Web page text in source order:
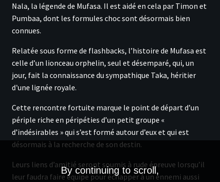
Nala, la légende de Mufasa. Il est aidé en cela par Timon et
Pumbaa, dont les formules choc sont désormais bien
connues.
Relatée sous forme de flashbacks, l’histoire de Mufasa est
celle d’un lionceau orphelin, seul et désemparé, qui, un
jour, fait la connaissance du sympathique Taka, héritier
d'une lignée royale.
Cette rencontre fortuite marque le point de départ d’un
périple riche en péripéties d’un petit groupe «
d’indésirables » qui s’est formé autour d’eux et qui est
désormais à la recherche de son destin.
Leurs liens d’amitié seront soumis à rude épreuve lorsqu’il
leur faudra faire équipe pour échapper à un ennemi aussi
By continuing to scroll,